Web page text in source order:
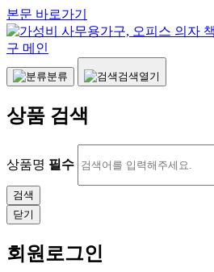
본문 바로가기
분류 검색열기
상품 검색
상품명 필수
닫기
회원로그인